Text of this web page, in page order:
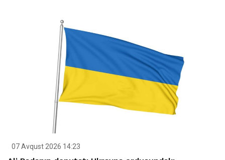
07 Avqust 2026 14:23